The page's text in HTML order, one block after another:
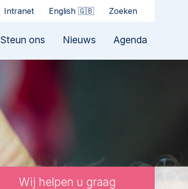
Steun ons Nieuws Agenda
Intranet English 🇬🇧 Zoeken
Wij helpen u graag